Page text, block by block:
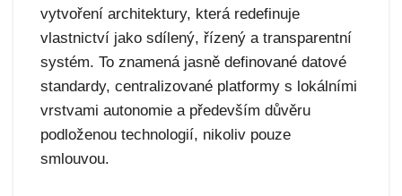
vytvoření architektury, která redefinuje
vlastnictví jako sdílený, řízený a transparentní
systém. To znamená jasně definované datové
standardy, centralizované platformy s lokálními
vrstvami autonomie a především důvěru
podloženou technologií, nikoliv pouze
smlouvou.